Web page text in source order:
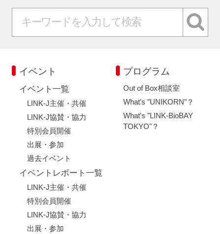
イベント
イベント一覧
LINK-J主催・共催
LINK-J協賛・協力
特別会員開催
出展・参加
過去イベント
イベントレポート一覧
LINK-J主催・共催
特別会員開催
LINK-J協賛・協力
出展・参加
プログラム
Out of Box相談室
What's "UNIKORN"？
What's "LINK-BioBAY
TOKYO"？